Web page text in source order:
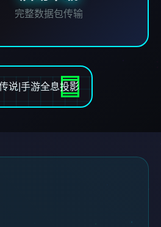
完整数据包传输